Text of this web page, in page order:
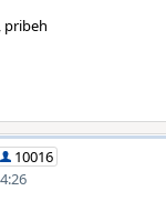
pribeh
10016